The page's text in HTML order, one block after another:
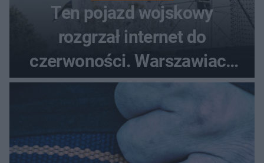
Ten pojazd wojskowy
rozgrzał internet do
czerwoności. Warszawiacy
pytali, czy to Mad Max!